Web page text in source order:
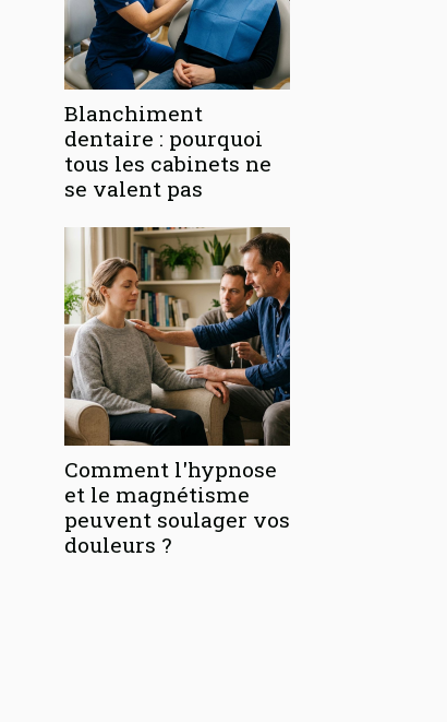
Blanchiment
dentaire : pourquoi
tous les cabinets ne
se valent pas
Comment l'hypnose
et le magnétisme
peuvent soulager vos
douleurs ?